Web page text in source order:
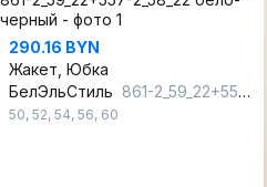
290.16 BYN
Жакет, Юбка
БелЭльСтиль 861-2_59_22+557-2_58_22 бело-черный
50, 52, 54, 56, 60